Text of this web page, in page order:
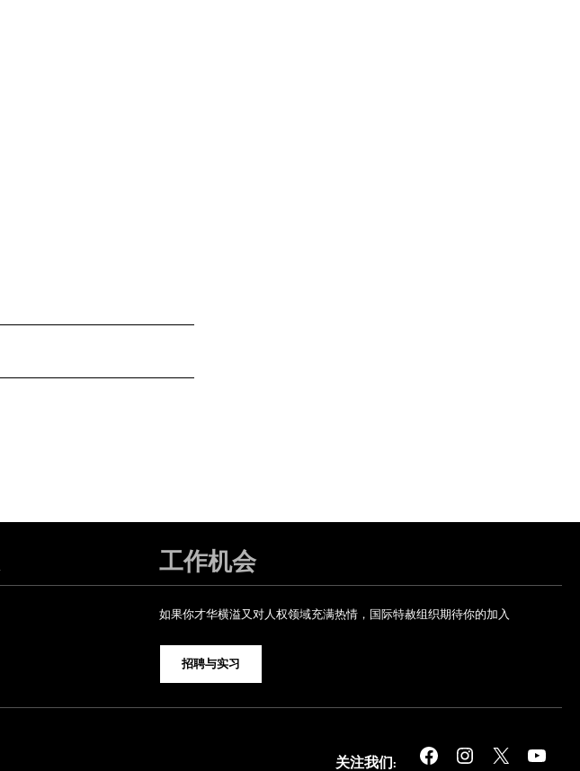
工作机会
如果你才华横溢又对人权领域充满热情，国际特赦组织期待你的加入
招聘与实习
关注我们: Facebook Instagram X YouTube